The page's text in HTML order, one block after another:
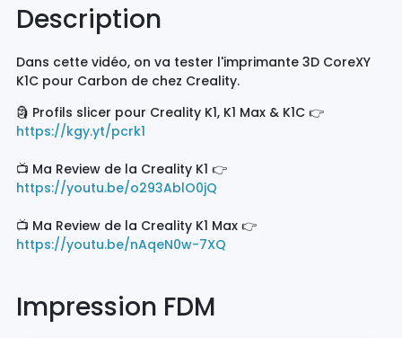
Description
Dans cette vidéo, on va tester l'imprimante 3D CoreXY
K1C pour Carbon de chez Creality.
🗿 Profils slicer pour Creality K1, K1 Max & K1C 👉
https://kgy.yt/pcrk1
📺 Ma Review de la Creality K1 👉
https://youtu.be/o293AblO0jQ
📺 Ma Review de la Creality K1 Max 👉
https://youtu.be/nAqeN0w-7XQ
Impression FDM